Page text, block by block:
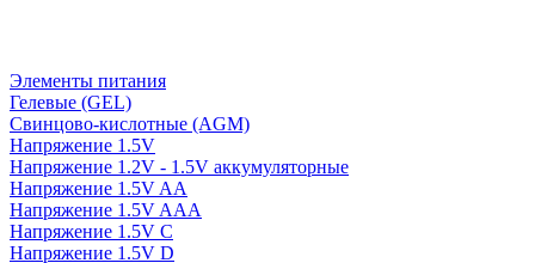
Элементы питания
Гелевые (GEL)
Свинцово-кислотные (AGM)
Напряжение 1.5V
Напряжение 1.2V - 1.5V аккумуляторные
Напряжение 1.5V AA
Напряжение 1.5V AAA
Напряжение 1.5V C
Напряжение 1.5V D